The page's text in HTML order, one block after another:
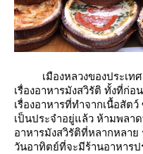
เมืองหลวงของประเทศ
เรื่องอาหารมังสวิรัติ ทั้งที่ก่
เรื่องอาหารที่ทำจากเนื้อสัต
เป็นประจำอยู่แล้ว ห้ามพลา
อาหารมังสวิรัติที่หลากหลาย
วันอาทิตย์ที่จะมีร้านอาหาร